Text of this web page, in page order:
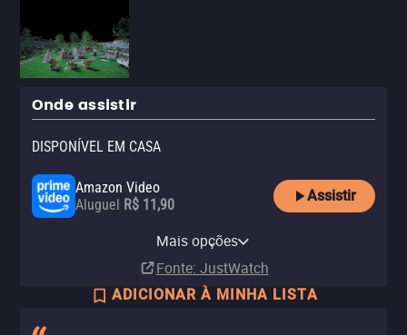
Onde assistir
DISPONÍVEL EM CASA
Amazon Video
Aluguel R$ 11,90
Assistir
R$ 19,90
R$ 6,90Mais opções
Fonte: JustWatch
ADICIONAR À MINHA LISTA